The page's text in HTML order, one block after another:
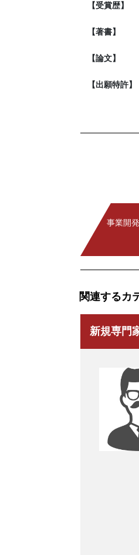
【受賞歴】
【著書】
【論文】
【出願特許】
事業開
関連するカ
新規専門